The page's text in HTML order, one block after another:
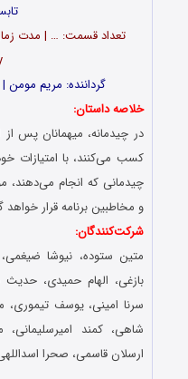
گرداننده: مریم
خلاصه داستان:
در چیدمانه، میهمانان پس
کسب می‌کنند، با امتیازات
چیدمانی که انجام
و مخاطبین برنامه قرار
شرکت‌کنندگان:
متین ستوده، نیوشا
بازغی، الهام حمیدی، حدیث
سرنا امینی، یوسف تیموری،
شاهی، کمند امیرسلیمانی،
ارسلان قاسمی، صحرا